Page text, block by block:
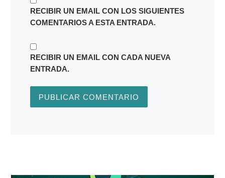
RECIBIR UN EMAIL CON LOS SIGUIENTES
COMENTARIOS A ESTA ENTRADA.
RECIBIR UN EMAIL CON CADA NUEVA
ENTRADA.